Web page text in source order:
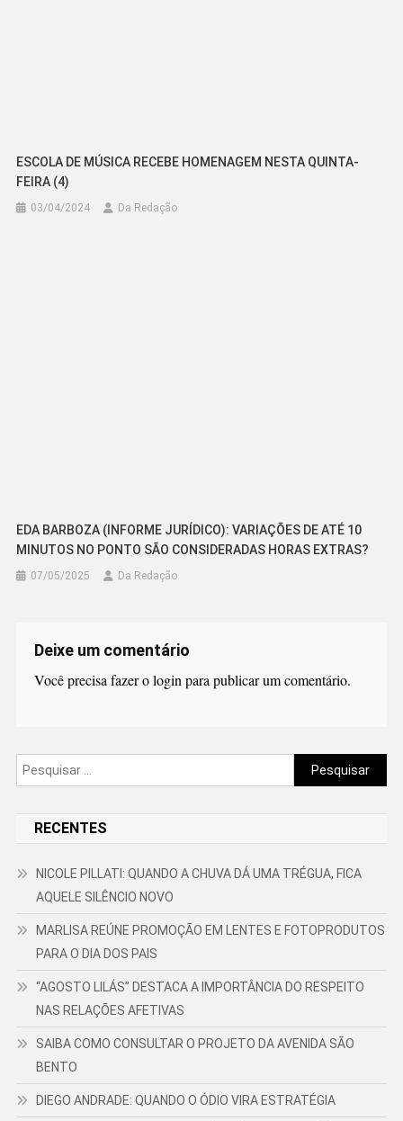
ESCOLA DE MÚSICA RECEBE HOMENAGEM NESTA QUINTA-
FEIRA (4)
03/04/2024 Da Redação
EDA BARBOZA (INFORME JURÍDICO): VARIAÇÕES DE ATÉ 10
MINUTOS NO PONTO SÃO CONSIDERADAS HORAS EXTRAS?
07/05/2025 Da Redação
Deixe um comentário
Você precisa fazer ologin para publicar um comentário.
Pesquisar
por:
RECENTES
NICOLE PILLATI: QUANDO A CHUVA DÁ UMA TRÉGUA, FICA
AQUELE SILÊNCIO NOVO
MARLISA REÚNE PROMOÇÃO EM LENTES E FOTOPRODUTOS
PARA O DIA DOS PAIS
“AGOSTO LILÁS” DESTACA A IMPORTÂNCIA DO RESPEITO
NAS RELAÇÕES AFETIVAS
SAIBA COMO CONSULTAR O PROJETO DA AVENIDA SÃO
BENTO
DIEGO ANDRADE: QUANDO O ÓDIO VIRA ESTRATÉGIA